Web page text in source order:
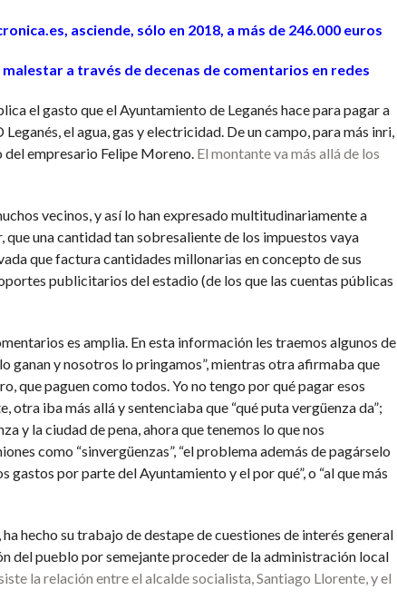
asciende, sólo en 2018, a más de 246.000 euros
a través de decenas de comentarios en redes
el gasto que el Ayuntamiento de Leganés hace para pagar a
el agua, gas y electricidad. De un campo, para más inri,
empresario Felipe Moreno. El montante va más allá de los
vecinos, y así lo han expresado multitudinariamente a
que una cantidad tan sobresaliente de los impuestos vaya
que factura cantidades millonarias en concepto de sus
publicitarios del estadio (de los que las cuentas públicas
es amplia. En esta información les traemos algunos de
ganan y nosotros lo pringamos”, mientras otra afirmaba que
que paguen como todos. Yo no tengo por qué pagar esos
otra iba más allá y sentenciaba que “qué puta vergüenza da”;
y la ciudad de pena, ahora que tenemos lo que nos
como “sinvergüenzas”, “el problema además de pagárselo
por parte del Ayuntamiento y el por qué”, o “al que más
hecho su trabajo de destape de cuestiones de interés general
del pueblo por semejante proceder de la administración local
la relación entre el alcalde socialista, Santiago Llorente, y el